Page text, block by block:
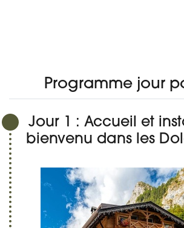
Programme jour
Jour 1 : Accueil et
bienvenu dans les